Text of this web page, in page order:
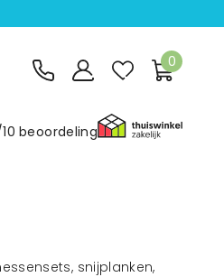
0
beoordeling
snijplanken,